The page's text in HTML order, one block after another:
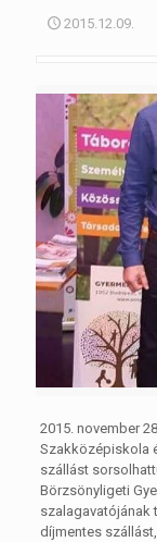
2015.12.09.
2015. november
Szakközépiskola
szállást
Börzsönyligeti
szalagavatójának
díjmentes